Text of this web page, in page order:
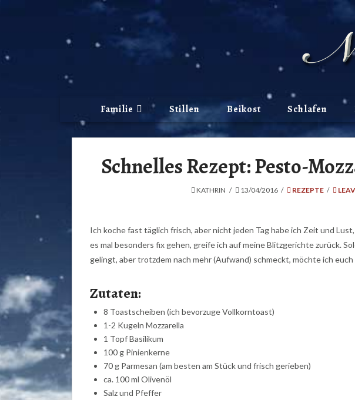
Familie Stillen Beikost Schlafen
Schnelles Rezept: Pesto-
KATHRIN 13/04/2016 REZEPTE
Ich koche fast täglich frisch, aber nicht jeden Tag habe ich Zeit und
es mal besonders fix gehen, greife ich auf meine Blitzgerichte zurück.
gelingt, aber trotzdem nach mehr (Aufwand) schmeckt, möchte ich
Zutaten:
8 Toastscheiben (ich bevorzuge Vollkorntoast)
1-2 Kugeln Mozzarella
1 Topf Basilikum
100 g Pinienkerne
70 g Parmesan (am besten am Stück und frisch gerieben)
ca. 100 ml Olivenöl
Salz und Pfeffer